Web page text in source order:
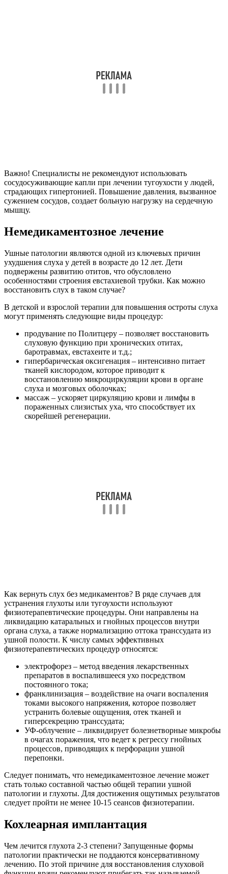
Немедикаментозное лечение
Ушные патологии являются одной из ключевых причин
продувание по Политцеру – позволяет восстановить
слуховую функцию при хронических отитах,
баротравмах, евстахеите и т.д.;
гипербарическая оксигенация – интенсивно питает
тканей кислородом, которое приводит к
массаж – ускоряет циркуляцию крови и лимфы в
скорейшей регенерации.
электрофорез – метод введения лекарственных
препаратов в воспалившееся ухо посредством
перепонки.
Следует понимать, что немедикаментозное лечение может
стать только составной частью общей терапии ушной
патологии и глухоты. Для достижения ощутимых результатов
следует пройти не менее 10-15 сеансов физиотерапии.
Кохлеарная имплантация
Чем лечится глухота 2-3 степени? Запущенные формы
патологии практически не поддаются консервативному
лечению. По этой причине для восстановления слуховой
функции врачи рекомендуют прибегать так называемой
кохлеарной имплантации. Это высокотехнологический метод
восстановления слуховой активности, который предполагает
вживление в орган слуха специального имплантата.